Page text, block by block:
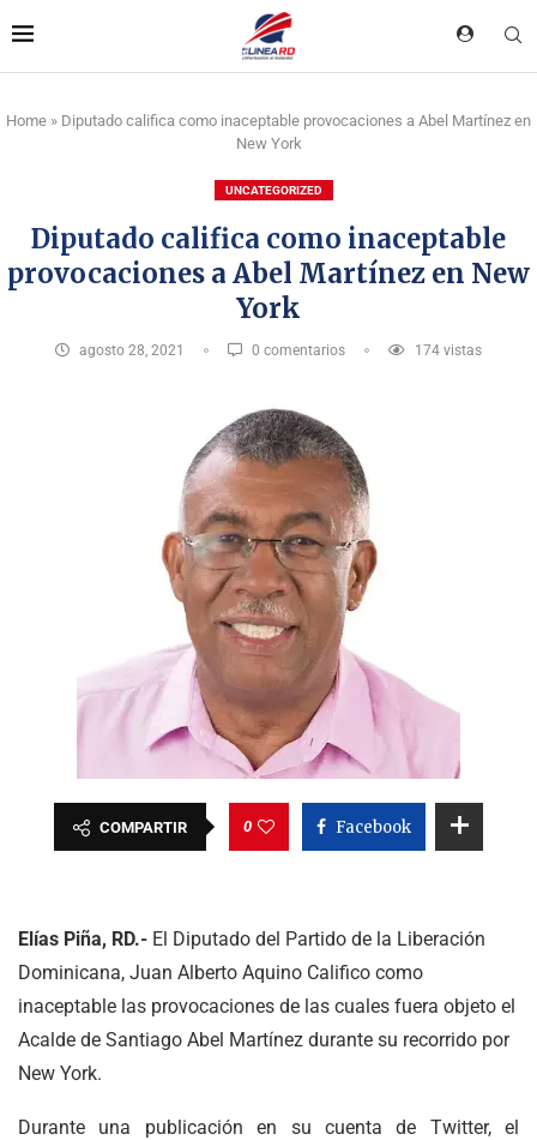
Home » Diputado califica como inaceptable provocaciones a Abel Martínez en
New York
UNCATEGORIZED
Diputado califica como inaceptable
provocaciones a Abel Martínez en New
York
agosto 28, 2021 0 comentarios 174 vistas
COMPARTIR 0 Facebook
Elías Piña, RD.- El Diputado del Partido de la Liberación
Dominicana, Juan Alberto Aquino Califico como
inaceptable las provocaciones de las cuales fuera objeto el
Acalde de Santiago Abel Martínez durante su recorrido por
New York.
Durante una publicación en su cuenta de Twitter, el